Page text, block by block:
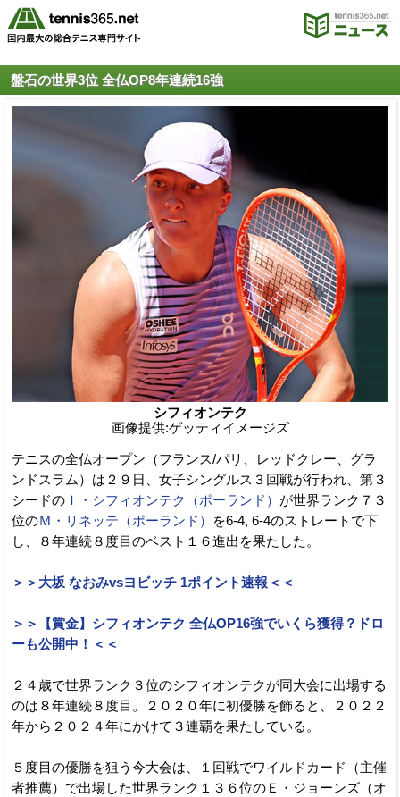
盤石の世界3位 全仏OP8年連続16強
シフィオンテク
画像提供:ゲッティイメージズ
テニスの全仏オープン（フランス/パリ、レッドクレー、グラ
ンドスラム）は２９日、女子シングルス３回戦が行われ、第３
シードの Ｉ・シフィオンテク（ポーランド） が世界ランク７３
位のＭ・リネッテ（ポーランド）
を6-4, 6-4のストレートで下
し、８年連続８度目のベスト１６進出を果たした。
＞＞大坂 なおみvsヨビッチ 1ポイント速報＜＜
＞＞【賞金】シフィオンテク 全仏OP16強でいくら獲得？ドロ
ーも公開中！＜＜
２４歳で世界ランク３位のシフィオンテクが同大会に出場する
のは８年連続８度目。２０２０年に初優勝を飾ると、２０２２
年から２０２４年にかけて３連覇を果たしている。
５度目の優勝を狙う今大会は、１回戦でワイルドカード（主催
者推薦）で出場した世界ランク１３６位のＥ・ジョーンズ（オ